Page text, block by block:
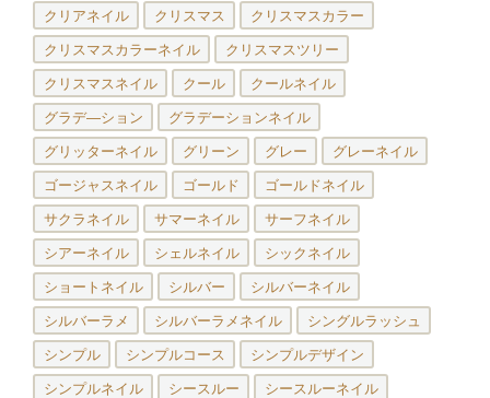
クリアネイル クリスマス クリスマスカラー
クリスマスカラーネイル クリスマスツリー
クリスマスネイル クール クールネイル
グラデ―ション グラデーションネイル
グリッターネイル グリーン グレー グレーネイル
ゴージャスネイル ゴールド ゴールドネイル
サクラネイル サマーネイル サーフネイル
シアーネイル シェルネイル シックネイル
ショートネイル シルバー シルバーネイル
シルバーラメ シルバーラメネイル シングルラッシュ
シンプル シンプルコース シンプルデザイン
シンプルネイル シースルー シースルーネイル